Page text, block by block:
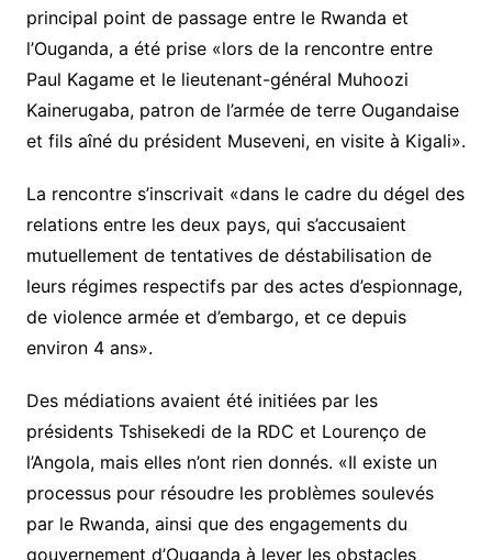
principal point de passage entre le Rwanda et
l’Ouganda, a été prise «lors de la rencontre entre
Paul Kagame et le lieutenant-général Muhoozi
Kainerugaba, patron de l’armée de terre Ougandaise
et fils aîné du président Museveni, en visite à Kigali».
La rencontre s’inscrivait «dans le cadre du dégel des
relations entre les deux pays, qui s’accusaient
mutuellement de tentatives de déstabilisation de
leurs régimes respectifs par des actes d’espionnage,
de violence armée et d’embargo, et ce depuis
environ 4 ans».
Des médiations avaient été initiées par les
présidents Tshisekedi de la RDC et Lourenço de
l’Angola, mais elles n’ont rien donnés. «Il existe un
processus pour résoudre les problèmes soulevés
par le Rwanda, ainsi que des engagements du
gouvernement d’Ouganda à lever les obstacles